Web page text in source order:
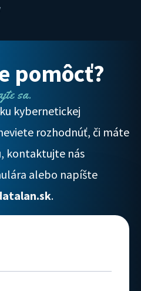
pomôcť?
sa.
kybernetickej
rozhodnúť, či máte
kontaktujte nás
alebo napíšte
.